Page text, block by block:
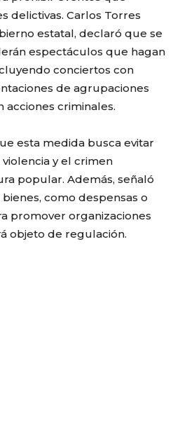
delictivas. Carlos Torres
estatal, declaró que se
espectáculos que hagan
conciertos con
de agrupaciones
acciones criminales.
esta medida busca evitar
y el crimen
popular. Además, señaló
como despensas o
promover organizaciones
objeto de regulación.